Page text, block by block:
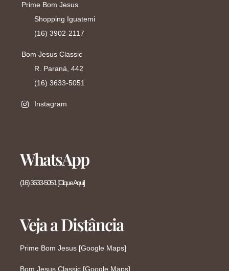
Prime Bom Jesus
Shopping Iguatemi
(16) 3902-2117
Bom Jesus Classic
R. Paraná, 442
(16) 3633-5051
Instagram
WhatsApp
(16) 3633-5051 [Clique Aqui]
Veja a Distância
Prime Bom Jesus [Google Maps]
Bom Jesus Classic [Google Maps]